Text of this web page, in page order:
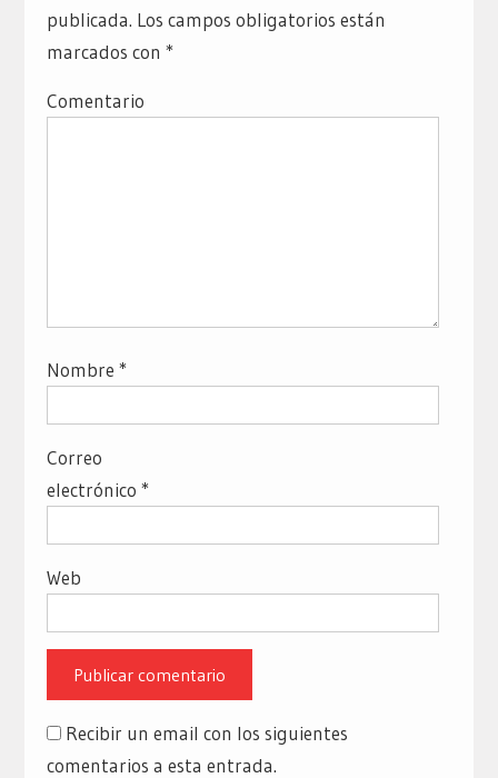
publicada. Los campos obligatorios están
marcados con *
Comentario
Nombre *
Correo
electrónico *
Web
Recibir un email con los siguientes
comentarios a esta entrada.